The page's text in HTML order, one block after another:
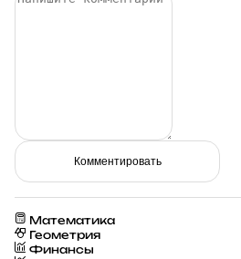
Комментировать
Математика
Геометрия
Финансы